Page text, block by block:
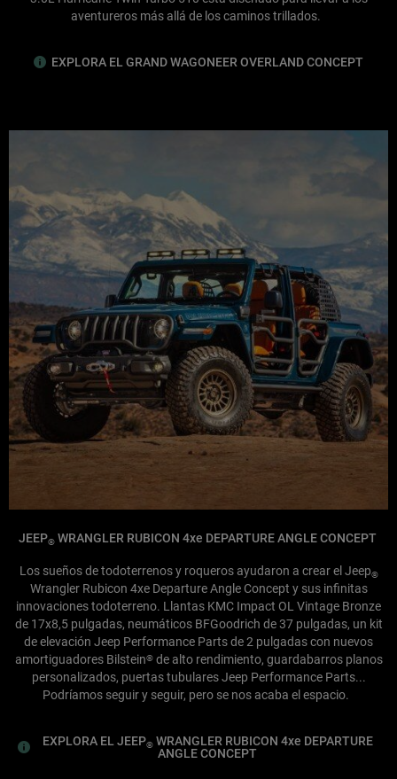
aventureros más allá de los caminos trillados.
EXPLORA EL GRAND WAGONEER OVERLAND CONCEPT
JEEP®WRANGLER RUBICON 4xe DEPARTURE ANGLE CONCEPT
Los sueños de todoterrenos y roqueros ayudaron a crear el Jeep®
Wrangler Rubicon 4xe Departure Angle Concept y sus infinitas
innovaciones todoterreno. Llantas KMC Impact OL Vintage Bronze
de 17x8,5 pulgadas, neumáticos BFGoodrich de 37 pulgadas, un kit
de elevación Jeep Performance Parts de 2 pulgadas con nuevos
amortiguadores Bilstein®de alto rendimiento, guardabarros planos
personalizados, puertas tubulares Jeep Performance Parts...
Podríamos seguir y seguir, pero se nos acaba el espacio.
EXPLORA EL JEEP®WRANGLER RUBICON 4xe DEPARTURE
ANGLE CONCEPT